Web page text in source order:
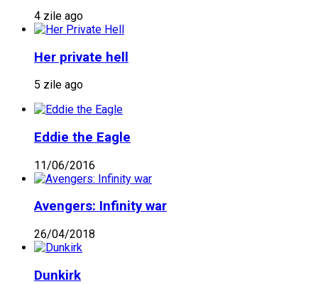
4 zile ago
Her private hell
5 zile ago
Eddie the Eagle
11/06/2016
Avengers: Infinity war
26/04/2018
Dunkirk